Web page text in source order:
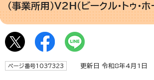
（事業所用）V2H（ビークル・トゥ・ホ
ページ番号1037323 更新日 令和8年4月1日